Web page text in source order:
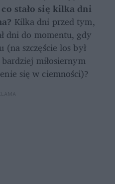
stało się kilka dni
Kilka dni przed tym,
dni do momentu, gdy
szczęście los był
bardziej miłosiernym
się w ciemności)?